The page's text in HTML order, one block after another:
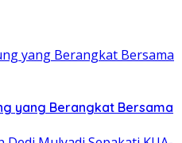
yang Berangkat Bersama